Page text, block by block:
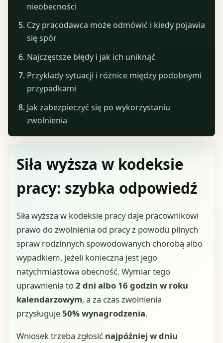
Siła wyższa w kodeksie
pracy: szybka odpowiedź
Siła wyższa w kodeksie pracy daje pracownikowi
prawo do zwolnienia od pracy z powodu pilnych
spraw rodzinnych spowodowanych chorobą albo
wypadkiem, jeżeli konieczna jest jego
natychmiastowa obecność. Wymiar tego
uprawnienia to2 dni albo 16 godzin w roku
kalendarzowym, a za czas zwolnienia
przysługuje50% wynagrodzenia.
Wniosek trzeba zgłosić najpóźniej w dniu
nieobecności
Czy pracodawca może odmówić i kiedy pojawia
się spór
Najczęstsze błędy i jak ich uniknąć
Przykłady sytuacji i różnice między podobnymi
przypadkami
Jak zabezpieczyć się po wykorzystaniu
zwolnienia